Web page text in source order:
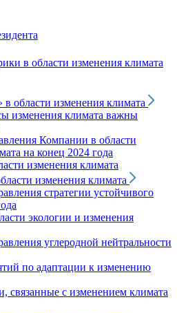
в области изменения климата
в области изменения климата
изменения климата важны
Компании в области
на конец 2024 года
изменения климата
изменения климата
стратегии устойчивого
экологии и изменения
углеродной нейтральности
по адаптации к изменению
связанные с изменением климата